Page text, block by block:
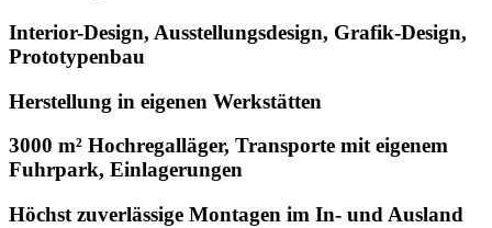
Interior-Design, Ausstellungsdesign, Grafik-Design,
Prototypenbau
Herstellung in eigenen Werkstätten
3000 m² Hochregalläger, Transporte mit eigenem
Fuhrpark, Einlagerungen
Höchst zuverlässige Montagen im In- und Ausland